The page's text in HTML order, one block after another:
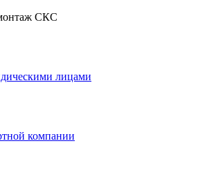
СКС
лицами
компании